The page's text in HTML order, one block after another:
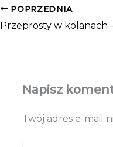
POPRZEDNIA
Przeprosty w kolanach
Napisz
Twój adres e-mail